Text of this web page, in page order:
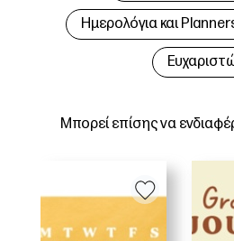
Μπορεί επίσης να
Hμερολόγια και